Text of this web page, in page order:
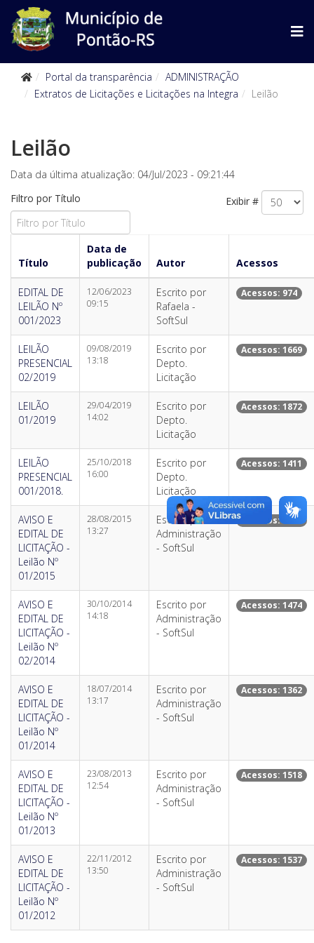
Portal da transparência
ADMINISTRAÇÃO
Extratos de Licitações e Licitações na Integra
Leilão
Leilão
Data da última atualização: 04/Jul/2023 - 09:21:44
Filtro por Título
Exibir #
Título
Data de
publicação
Autor Acessos
EDITAL DE
LEILÃO Nº
001/2023
12/06/2023
09:15
Escrito por
Rafaela -
SoftSul
Acessos: 974
LEILÃO
PRESENCIAL
02/2019
09/08/2019
13:18
Escrito por
Depto.
Licitação
Acessos: 1669
LEILÃO
01/2019
29/04/2019
14:02
Escrito por
Depto.
Licitação
Acessos: 1872
LEILÃO
PRESENCIAL
001/2018.
25/10/2018
16:00
Escrito por
Depto.
Licitação
Acessos: 1411
AVISO E
EDITAL DE
LICITAÇÃO -
Leilão Nº
01/2015
28/08/2015
13:27
Escrito por
Administração
- SoftSul
Acessos: 1553
AVISO E
EDITAL DE
LICITAÇÃO -
Leilão Nº
02/2014
30/10/2014
14:18
Escrito por
Administração
- SoftSul
Acessos: 1474
AVISO E
EDITAL DE
LICITAÇÃO -
Leilão Nº
01/2014
18/07/2014
13:17
Escrito por
Administração
- SoftSul
Acessos: 1362
AVISO E
EDITAL DE
LICITAÇÃO -
Leilão Nº
01/2013
23/08/2013
12:54
Escrito por
Administração
- SoftSul
Acessos: 1518
AVISO E
EDITAL DE
LICITAÇÃO -
Leilão Nº
01/2012
22/11/2012
13:50
Escrito por
Administração
- SoftSul
Acessos: 1537